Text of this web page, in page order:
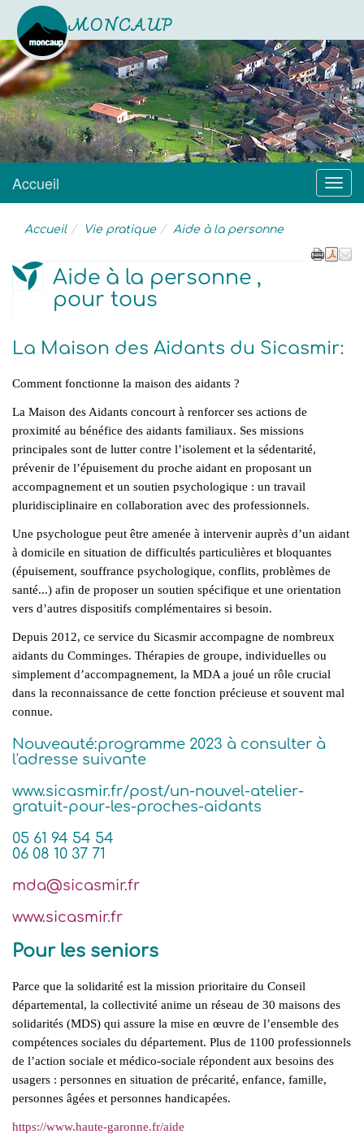
MONCAUP
Site officiel
Menu
Accueil
Accueil Vie pratique Aide à la personne
Aide à la personne ,
pour tous
La Maison des Aidants du Sicasmir:
Comment fonctionne la maison des aidants ?
La Maison des Aidants concourt à renforcer ses actions de
proximité au bénéfice des aidants familiaux. Ses missions
principales sont de lutter contre l’isolement et la sédentarité,
prévenir de l’épuisement du proche aidant en proposant un
accompagnement et un soutien psychologique : un travail
pluridisciplinaire en collaboration avec des professionnels.
Une psychologue peut être amenée à intervenir auprès d’un aidant
à domicile en situation de difficultés particulières et bloquantes
(épuisement, souffrance psychologique, conflits, problèmes de
santé...) afin de proposer un soutien spécifique et une orientation
vers d’autres dispositifs complémentaires si besoin.​
Depuis 2012, ce service du Sicasmir accompagne de nombreux
aidants du Comminges. Thérapies de groupe, individuelles ou
simplement d’accompagnement, la MDA a joué un rôle crucial
dans la reconnaissance de cette fonction précieuse et souvent mal
connue.
Nouveauté:programme 2023 à consulter à
l'adresse suivante
www.sicasmir.fr/post/un-nouvel-atelier-
gratuit-pour-les-proches-aidants
05 61 94 54 54
06 08 10 37 71
mda@sicasmir.fr
www.sicasmir.fr
Pour les seniors
Parce que la solidarité est la mission prioritaire du Conseil
départemental, la collectivité anime un réseau de 30 maisons des
solidarités (MDS) qui assure la mise en œuvre de l’ensemble des
compétences sociales du département. Plus de 1100 professionnels
de l’action sociale et médico-sociale répondent aux besoins des
usagers : personnes en situation de précarité, enfance, famille,
personnes âgées et personnes handicapées.
https://www.haute-garonne.fr/aide